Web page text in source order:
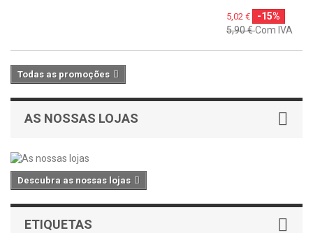
5,02 €
-15%
5,90 €Com IVA
Todas as promoções
AS NOSSAS LOJAS
Descubra as nossas lojas
ETIQUETAS